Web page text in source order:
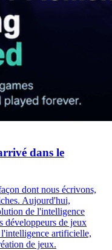
dans le
dont nous écrivons,
Aujourd'hui,
de l'intelligence
développeurs de jeux
artificielle,
de jeux.